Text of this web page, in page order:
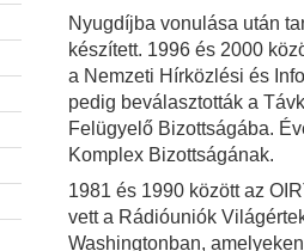
Nyugdíjba vonulása után
készített. 1996 és 2000
a Nemzeti Hírközlési és
pedig beválasztották a
Felügyelő Bizottságába.
Komplex Bizottságának.
1981 és 1990 között az
vett a Rádióuniók
Washingtonban,